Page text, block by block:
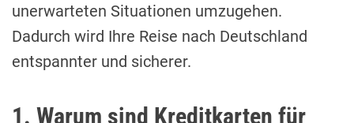
unerwarteten Situationen umzugehen.
Dadurch wird Ihre Reise nach Deutschland
entspannter und sicherer.
1. Warum sind Kreditkarten für